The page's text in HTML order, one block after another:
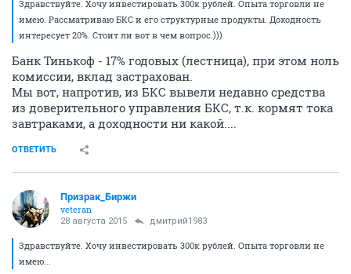
Здравствуйте. Хочу инвестировать 300к рублей. Опыта торговли не
имею. Рассматриваю БКС и его структурные продукты. Доходность
интересует 20%. Стоит ли вот в чем вопрос.)))
Банк Тинькоф - 17% годовых (лестница), при этом ноль
комиссии, вклад застрахован.
Мы вот, напротив, из БКС вывели недавно средства
из доверительного управления БКС, т.к. кормят тока
завтраками, а доходности ни какой....
ОТВЕТИТЬ
Призрак_Биржи
veteran
28 августа 2015 дмитрий1983
Здравствуйте. Хочу инвестировать 300к рублей. Опыта торговли не
имею...